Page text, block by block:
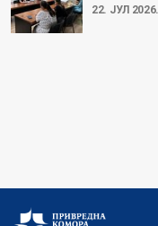
22. ЈУЛ 2026.